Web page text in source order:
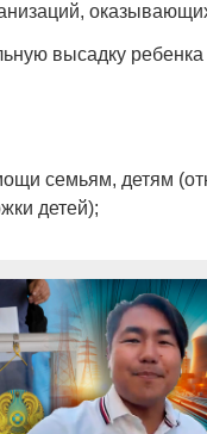
высадку ребенка
семьям, детям
детей);